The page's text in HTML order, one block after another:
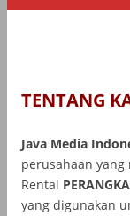
TENTANG
Java Media
perusahaan yang
Rental
yang digunakan